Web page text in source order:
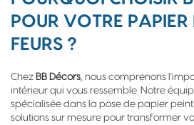
POUR VOTRE PAPIER
FEURS ?
Chez BB Décors, nous comprenons
intérieur qui vous ressemble. Notre
spécialisée dans la pose de papier
solutions sur mesure pour transformer